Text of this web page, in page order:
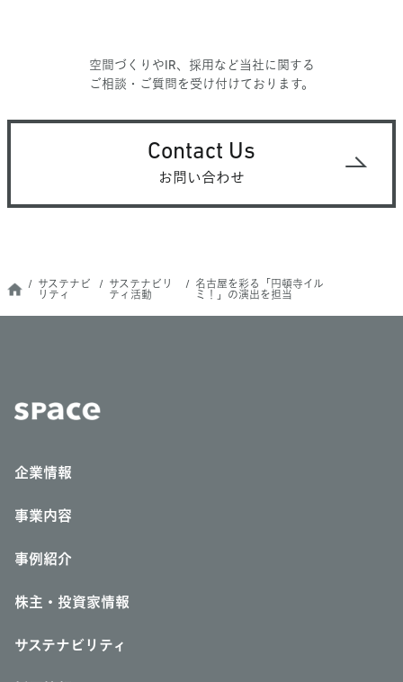
空間づくりやIR、採用など当社に関する
ご相談・ご質問を受け付けております。
Contact Us
お問い合わせ
サステナビ
リティ
サステナビリ
ティ活動
名古屋を彩る「円頓寺イル
ミ！」の演出を担当
企業情報
事業内容
事例紹介
株主・投資家情報
サステナビリティ